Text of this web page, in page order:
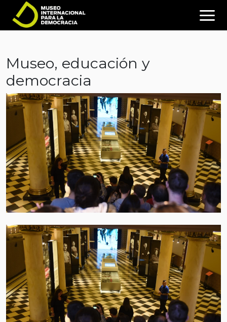
Museo, educación y
democracia